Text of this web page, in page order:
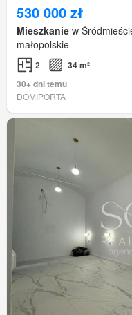
530 000 zł
Mieszkanie w
małopolskie
2
34 m²
30+ dni temu
DOMIPORTA